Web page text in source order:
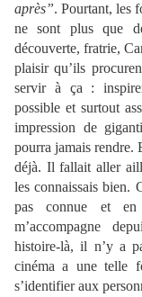
après”. Pourtant, les
ne sont plus que
découverte, fratrie,
plaisir qu’ils
servir à ça :
possible et surtout
impression de
pourra jamais rendre.
déjà. Il fallait aller
les connaissais bien.
pas connue et
m’accompagne
histoire-là, il n’y a
cinéma a une telle
s’identifier aux